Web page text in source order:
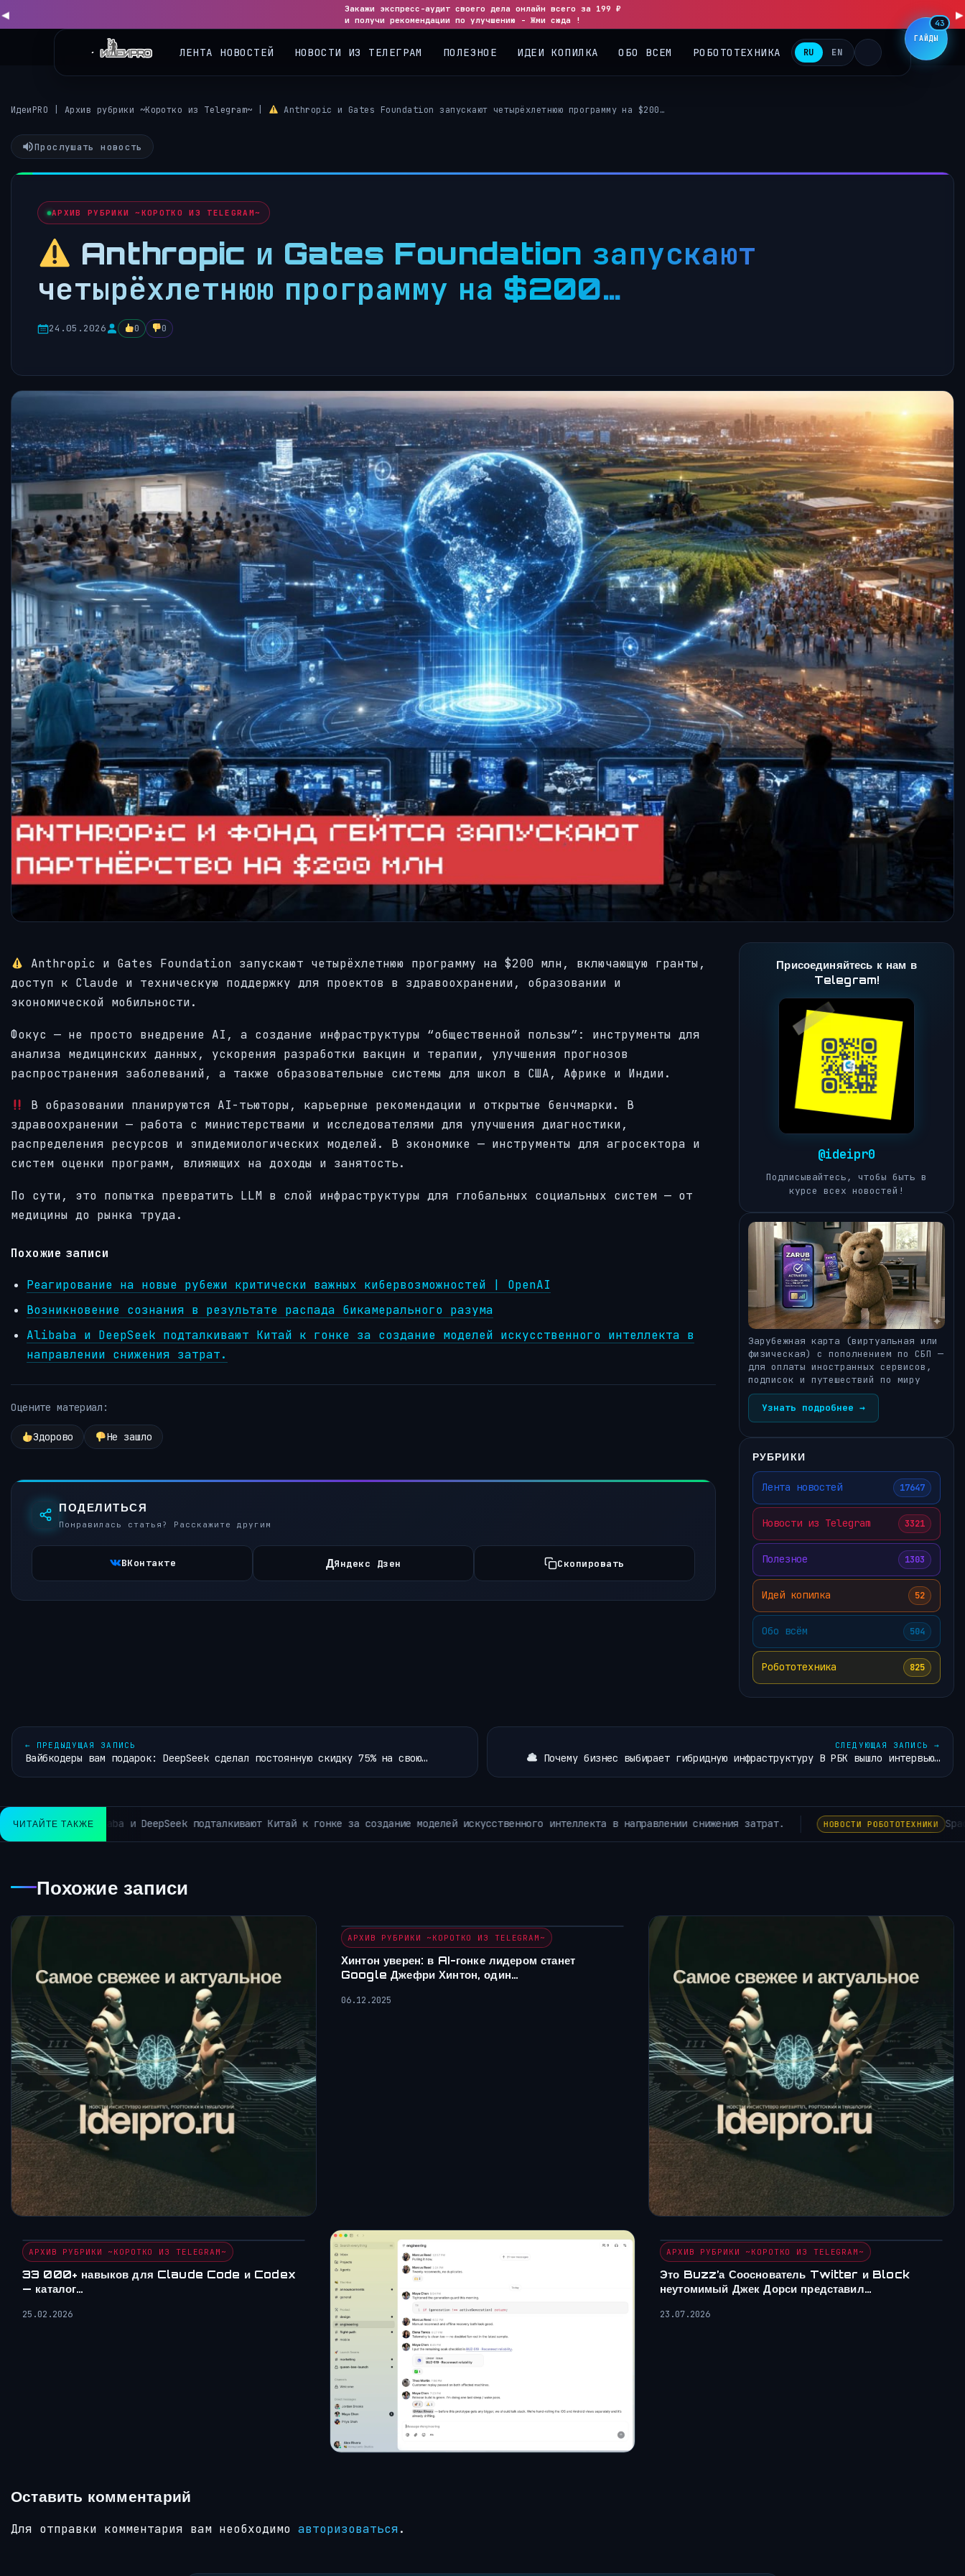
Закажи экспресс-аудит своего дела онлайн всего за 199 ₽
и получи рекомендации по улучшению - Жми сюда !
RU EN
ИдеиPRO Архив рубрики ~Коротко из Telegram~ Anthropic и Gates Foundation запускают четырёхлетнюю программу на $200…
Прослушать новость
АРХИВ РУБРИКИ ~КОРОТКО ИЗ TELEGRAM~
Anthropic и Gates Foundation запускают
четырёхлетнюю программу на $200…
24.05.2026 0 0
Anthropic и Gates Foundation запускают четырёхлетнюю программу на $200 млн, включающую гранты,
доступ к Claude и техническую поддержку для проектов в здравоохранении, образовании и
экономической мобильности.
Фокус — не просто внедрение AI, а создание инфраструктуры “общественной пользы”: инструменты для
анализа медицинских данных, ускорения разработки вакцин и терапии, улучшения прогнозов
распространения заболеваний, а также образовательные системы для школ в США, Африке и Индии.
В образовании планируются AI-тьюторы, карьерные рекомендации и открытые бенчмарки. В
здравоохранении — работа с министерствами и исследователями для улучшения диагностики,
распределения ресурсов и эпидемиологических моделей. В экономике — инструменты для агросектора и
систем оценки программ, влияющих на доходы и занятость.
По сути, это попытка превратить LLM в слой инфраструктуры для глобальных социальных систем — от
медицины до рынка труда.
Похожие записи
Реагирование на новые рубежи критически важных кибервозможностей | OpenAI
Возникновение сознания в результате распада бикамерального разума
Alibaba и DeepSeek подталкивают Китай к гонке за создание моделей искусственного интеллекта в
направлении снижения затрат.
Оцените материал:
Здорово Не зашло
ПОДЕЛИТЬСЯ
Понравилась статья? Расскажите другим
ВКонтакте ДЯндекс Дзен Скопировать
Присоединяйтесь к нам в
Telegram!
@ideipr0
Подписывайтесь, чтобы быть в
курсе всех новостей!
Зарубежная карта (виртуальная или
физическая) с пополнением по СБП —
для оплаты иностранных сервисов,
подписок и путешествий по миру
Узнать подробнее →
РУБРИКИ
Лента новостей 17647
Новости из Telegram 3321
Полезное 1303
Идей копилка 52
Обо всём 504
Робототехника 825
← ПРЕДЫДУЩАЯ ЗАПИСЬ
Вайбкодеры вам подарок: DeepSeek сделал постоянную скидку 75% на свою…
СЛЕДУЮЩАЯ ЗАПИСЬ →
Почему бизнес выбирает гибридную инфраструктуру В РБК вышло интервью…
ЧИТАЙТЕ ТАКЖЕ
интеллекта в направлении снижения затрат. НОВОСТИ РОБОТОТЕХНИКИ SpaceX и Tesla запланировали инвестировать $16,8 млрд в проект по производству чипов
Похожие записи
АРХИВ РУБРИКИ ~КОРОТКО ИЗ TELEGRAM~
Хинтон уверен: в AI-гонке лидером станет
Google Джефри Хинтон, один…
06.12.2025
АРХИВ РУБРИКИ ~КОРОТКО ИЗ TELEGRAM~
33 000+ навыков для Claude Code и Codex
— каталог…
25.02.2026
АРХИВ РУБРИКИ ~КОРОТКО ИЗ TELEGRAM~
Это Buzz’а Сооснователь Twitter и Block
неутомимый Джек Дорси представил…
23.07.2026
Оставить комментарий
Для отправки комментария вам необходимо авторизоваться.
ГАЙДЫ
43